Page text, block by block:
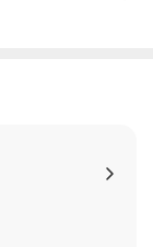
가 어우러져 신비롭
', '망설이던 밤은
노래는 거침없이
어넣는다. 뮤직비